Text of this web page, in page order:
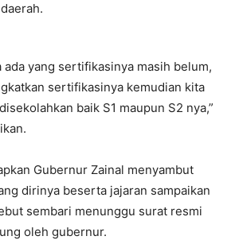
ada yang sertifikasinya masih belum,
sertifikasinya kemudian kita
baik S1 maupun S2 nya,”
Gubernur Zainal menyambut
dirinya beserta jajaran sampaikan
sembari menunggu surat resmi
oleh gubernur.